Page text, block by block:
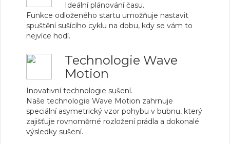
Ideální plánování času.
Funkce odloženého startu umožňuje nastavit
spuštění sušícího cyklu na dobu, kdy se vám to
nejvíce hodí.
Technologie Wave
Motion
Inovativní technologie sušení.
Naše technologie Wave Motion zahrnuje
speciální asymetrický vzor pohybu v bubnu, který
zajišťuje rovnoměrné rozložení prádla a dokonalé
výsledky sušení.